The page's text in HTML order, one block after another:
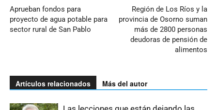
Aprueban fondos para
proyecto de agua potable para
sector rural de San Pablo
Región de Los Ríos y la
provincia de Osorno suman
más de 2800 personas
deudoras de pensión de
alimentos
Artículos relacionados Más del autor